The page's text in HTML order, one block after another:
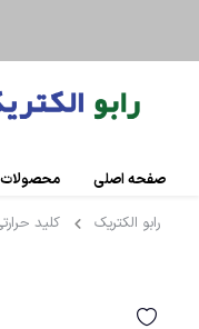
صفحه اصلی محصولات
اتوماسیون
رابو الکتریک
کلید